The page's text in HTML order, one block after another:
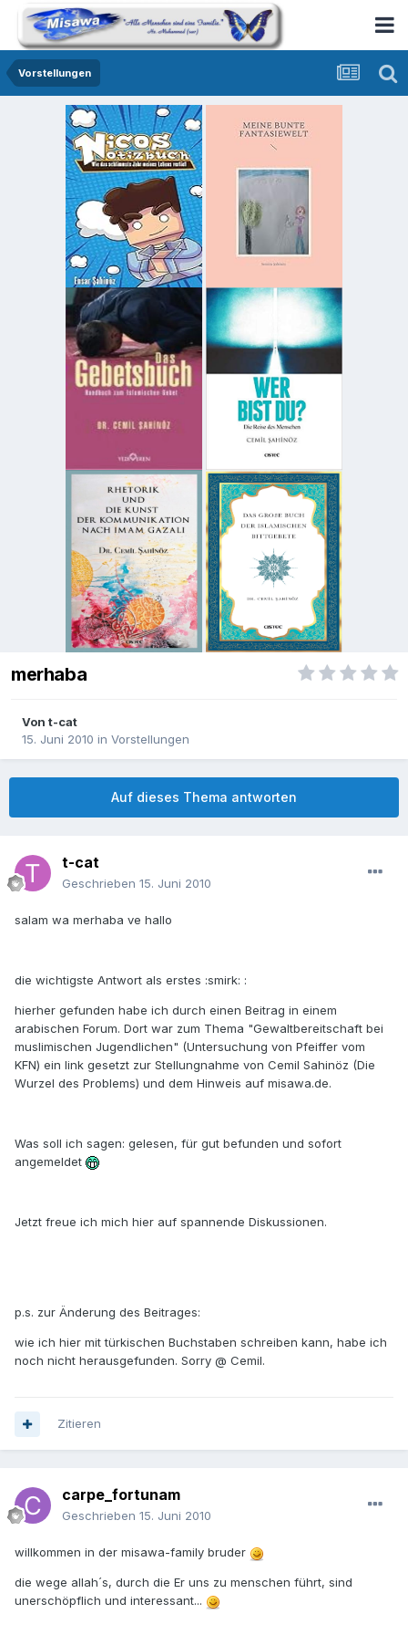
Vorstellungen
merhaba
Von t-cat
15. Juni 2010 in Vorstellungen
Auf dieses Thema antworten
t-cat
Geschrieben 15. Juni 2010
salam wa merhaba ve hallo
die wichtigste Antwort als erstes :smirk: :
hierher gefunden habe ich durch einen Beitrag in einem
arabischen Forum. Dort war zum Thema "Gewaltbereitschaft bei
muslimischen Jugendlichen" (Untersuchung von Pfeiffer vom
KFN) ein link gesetzt zur Stellungnahme von Cemil Sahinöz (Die
Wurzel des Problems) und dem Hinweis auf misawa.de.
Was soll ich sagen: gelesen, für gut befunden und sofort
angemeldet
Jetzt freue ich mich hier auf spannende Diskussionen.
p.s. zur Änderung des Beitrages:
wie ich hier mit türkischen Buchstaben schreiben kann, habe ich
noch nicht herausgefunden. Sorry @ Cemil.
Zitieren
carpe_fortunam
Geschrieben 15. Juni 2010
willkommen in der misawa-family bruder
die wege allah´s, durch die Er uns zu menschen führt, sind
unerschöpflich und interessant...